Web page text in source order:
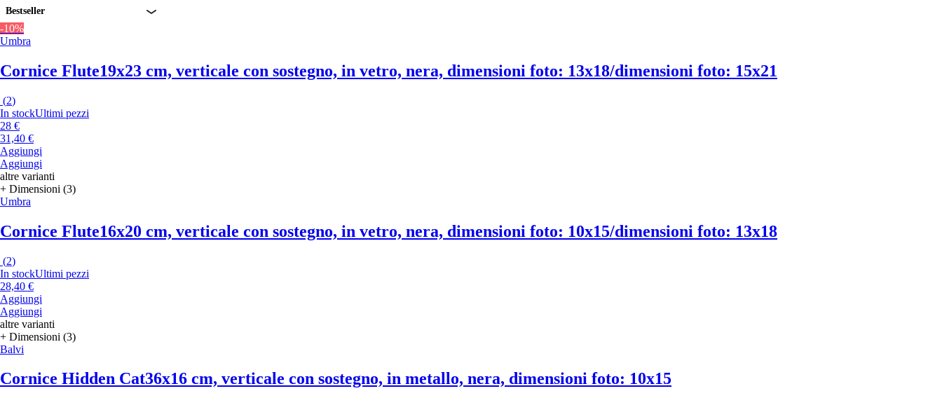
Bestseller
-10%
Umbra
Cornice Flute19x23 cm, verticale con sostegno, in vetro, nera, dimensioni foto: 13x18/dimensioni foto: 15x21
(2)
In stockUltimi pezzi
28 €
31,40 €
Aggiungi
Aggiungi
altre varianti
+ Dimensioni (3)
Umbra
Cornice Flute16x20 cm, verticale con sostegno, in vetro, nera, dimensioni foto: 10x15/dimensioni foto: 13x18
(2)
In stockUltimi pezzi
28,40 €
Aggiungi
Aggiungi
altre varianti
+ Dimensioni (3)
Balvi
Cornice Hidden Cat36x16 cm, verticale con sostegno, in metallo, nera, dimensioni foto: 10x15